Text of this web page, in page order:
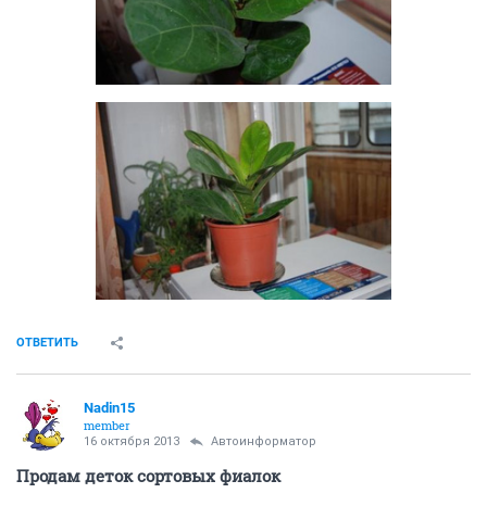
ОТВЕТИТЬ
Nadin15
member
16 октября 2013 Автоинформатор
Продам деток сортовых фиалок